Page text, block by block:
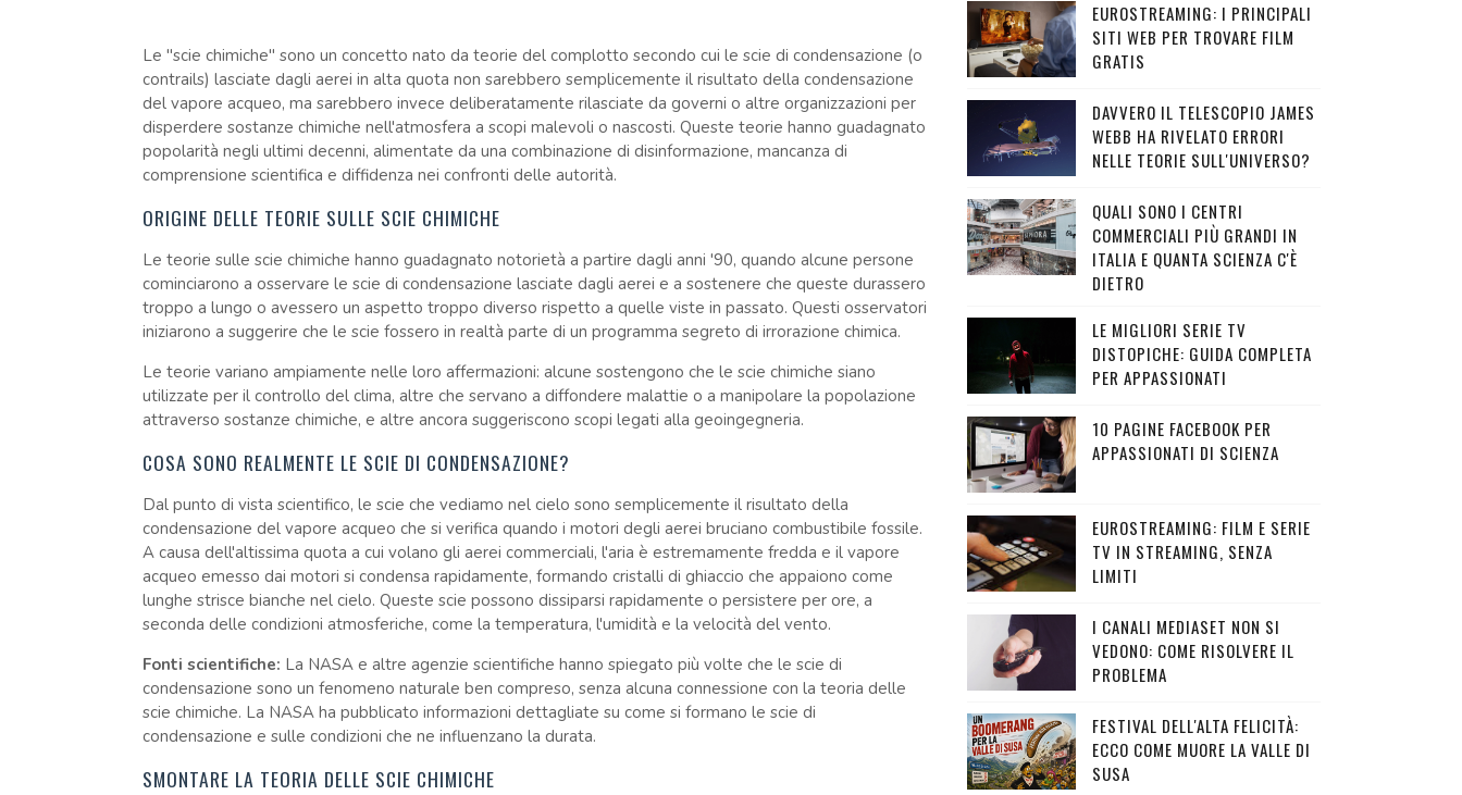
Le "scie chimiche" sono un concetto nato da teorie del complotto secondo cui le scie di condensazione (o
contrails) lasciate dagli aerei in alta quota non sarebbero semplicemente il risultato della condensazione
del vapore acqueo, ma sarebbero invece deliberatamente rilasciate da governi o altre organizzazioni per
disperdere sostanze chimiche nell'atmosfera a scopi malevoli o nascosti. Queste teorie hanno guadagnato
popolarità negli ultimi decenni, alimentate da una combinazione di disinformazione, mancanza di
comprensione scientifica e diffidenza nei confronti delle autorità.
ORIGINE DELLE TEORIE SULLE SCIE CHIMICHE
Le teorie sulle scie chimiche hanno guadagnato notorietà a partire dagli anni '90, quando alcune persone
cominciarono a osservare le scie di condensazione lasciate dagli aerei e a sostenere che queste durassero
troppo a lungo o avessero un aspetto troppo diverso rispetto a quelle viste in passato. Questi osservatori
iniziarono a suggerire che le scie fossero in realtà parte di un programma segreto di irrorazione chimica.
Le teorie variano ampiamente nelle loro affermazioni: alcune sostengono che le scie chimiche siano
utilizzate per il controllo del clima, altre che servano a diffondere malattie o a manipolare la popolazione
attraverso sostanze chimiche, e altre ancora suggeriscono scopi legati alla geoingegneria.
COSA SONO REALMENTE LE SCIE DI CONDENSAZIONE?
Dal punto di vista scientifico, le scie che vediamo nel cielo sono semplicemente il risultato della
condensazione del vapore acqueo che si verifica quando i motori degli aerei bruciano combustibile fossile.
A causa dell'altissima quota a cui volano gli aerei commerciali, l'aria è estremamente fredda e il vapore
acqueo emesso dai motori si condensa rapidamente, formando cristalli di ghiaccio che appaiono come
lunghe strisce bianche nel cielo. Queste scie possono dissiparsi rapidamente o persistere per ore, a
seconda delle condizioni atmosferiche, come la temperatura, l'umidità e la velocità del vento.
Fonti scientifiche: La NASA e altre agenzie scientifiche hanno spiegato più volte che le scie di
condensazione sono un fenomeno naturale ben compreso, senza alcuna connessione con la teoria delle
scie chimiche. La NASA ha pubblicato informazioni dettagliate su come si formano le scie di
condensazione e sulle condizioni che ne influenzano la durata.
SMONTARE LA TEORIA DELLE SCIE CHIMICHE
EUROSTREAMING: I PRINCIPALI
SITI WEB PER TROVARE FILM
GRATIS
DAVVERO IL TELESCOPIO JAMES
WEBB HA RIVELATO ERRORI
NELLE TEORIE SULL'UNIVERSO?
QUALI SONO I CENTRI
COMMERCIALI PIÙ GRANDI IN
ITALIA E QUANTA SCIENZA C'È
DIETRO
LE MIGLIORI SERIE TV
DISTOPICHE: GUIDA COMPLETA
PER APPASSIONATI
10 PAGINE FACEBOOK PER
APPASSIONATI DI SCIENZA
EUROSTREAMING: FILM E SERIE
TV IN STREAMING, SENZA
LIMITI
I CANALI MEDIASET NON SI
VEDONO: COME RISOLVERE IL
PROBLEMA
FESTIVAL DELL'ALTA FELICITÀ:
ECCO COME MUORE LA VALLE DI
SUSA